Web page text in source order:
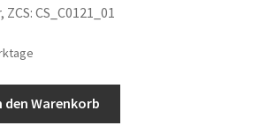
CS_C0121_01
den Warenkorb